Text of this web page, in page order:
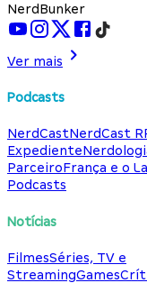
NerdBunker
Ver mais
Podcasts
NerdCastNerdCast
Expediente
ParceiroFrança e o
Podcasts
Notícias
FilmesSéries, TV e
StreamingGames